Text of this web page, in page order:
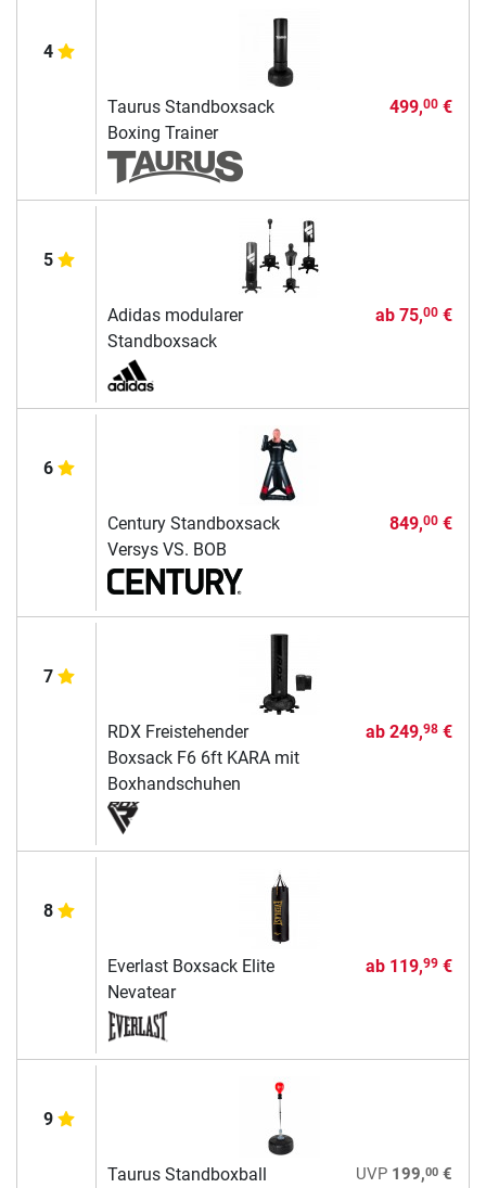
4
Taurus Standboxsack
Boxing Trainer
499,00€
5
Adidas modularer
Standboxsack
ab 75,00€
6
Century Standboxsack
Versys VS. BOB
849,00€
7
RDX Freistehender
Boxsack F6 6ft KARA mit
Boxhandschuhen
ab 249,98€
8
Everlast Boxsack Elite
Nevatear
ab 119,99€
9
Taurus Standboxball
UVP 199,00€